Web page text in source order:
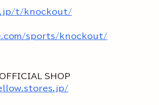
t/knockout/
sports/knockout/